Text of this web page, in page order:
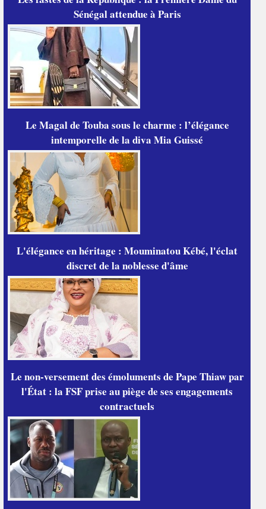
Sénégal attendue à Paris
Le Magal de Touba sous le charme : l’élégance
intemporelle de la diva Mia Guissé
L'élégance en héritage : Mouminatou Kébé, l'éclat
discret de la noblesse d'âme
Le non-versement des émoluments de Pape Thiaw par
l'État : la FSF prise au piège de ses engagements
contractuels